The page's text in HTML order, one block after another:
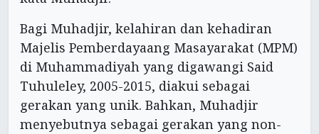
Bagi Muhadjir, kelahiran dan kehadiran
Majelis Pemberdayaang Masayarakat (MPM)
di Muhammadiyah yang digawangi Said
Tuhuleley, 2005-2015, diakui sebagai
gerakan yang unik. Bahkan, Muhadjir
menyebutnya sebagai gerakan yang non-